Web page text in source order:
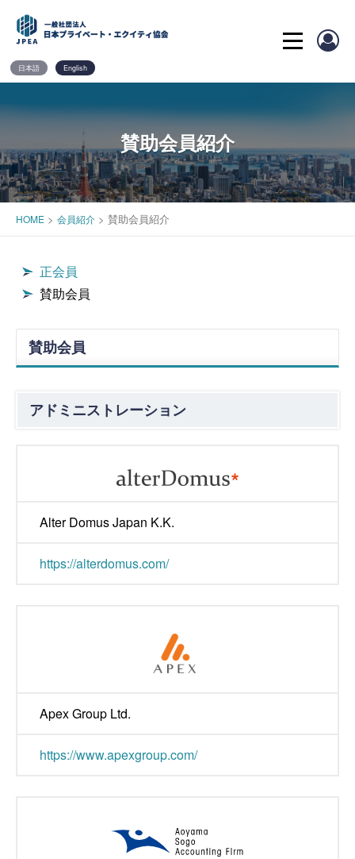
content
日本語 English
賛助会員紹介
HOME > 会員紹介 > 賛助会員紹介
正会員
賛助会員
賛助会員
アドミニストレーション
Alter Domus Japan K.K.
https://alterdomus.com/
Apex Group Ltd.
https://www.apexgroup.com/